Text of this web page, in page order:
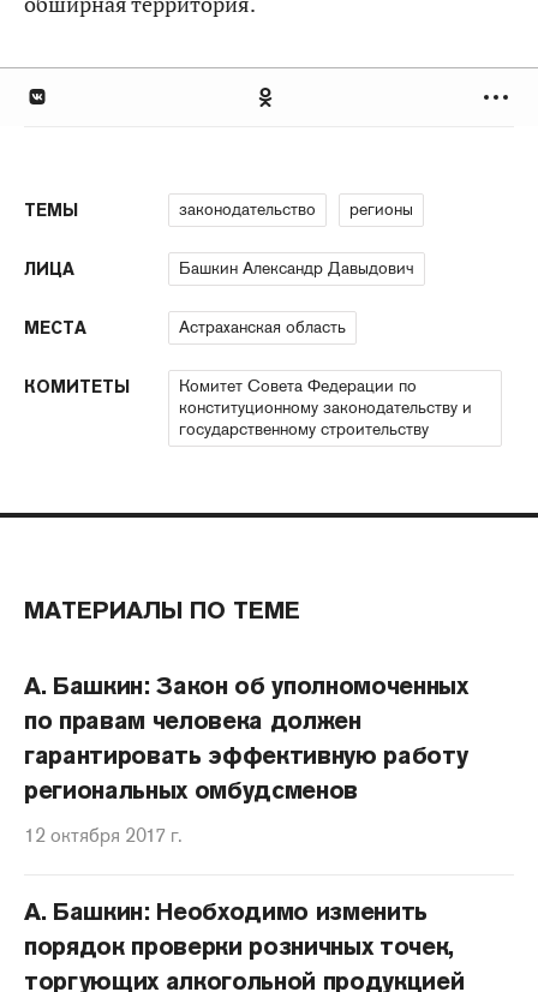
ТЕМЫ законодательство регионы
ЛИЦА Башкин Александр Давыдович
МЕСТА Астраханская область
КОМИТЕТЫ
Комитет Совета Федерации по
конституционному законодательству и
государственному строительству
МАТЕРИАЛЫ ПО ТЕМЕ
А. Башкин: Закон об уполномоченных
по правам человека должен
гарантировать эффективную работу
региональных омбудсменов
12 октября 2017 г.
А. Башкин: Необходимо изменить
порядок проверки розничных точек,
торгующих алкогольной продукцией